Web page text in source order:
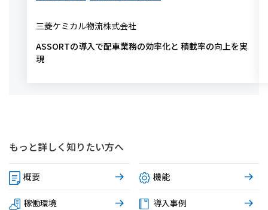
三菱ケミカル物流株式会社
ASSORTの導入で配車業務の効率化と 積載率の向上を実
現
もっと詳しく知りたい方へ
概要 機能
稼働環境 導入事例